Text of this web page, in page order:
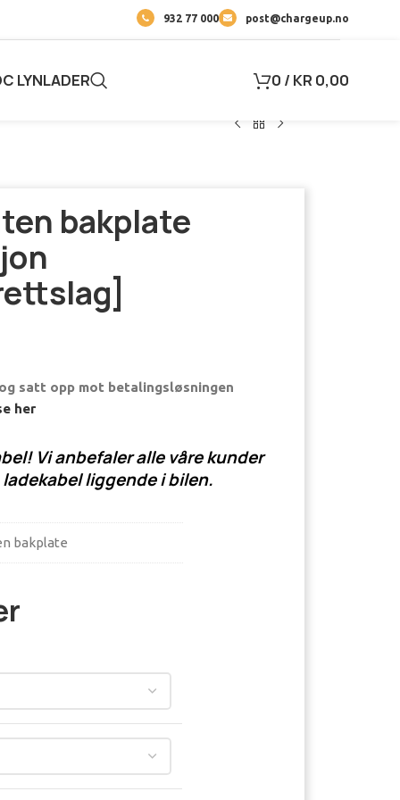
932 77 000 post@chargeup.no
LYNLADER 0 / KR 0,00
bakplate
satt opp mot betalingsløsningen
her
Vi anbefaler alle våre kunder
liggende i bilen.
bakplate